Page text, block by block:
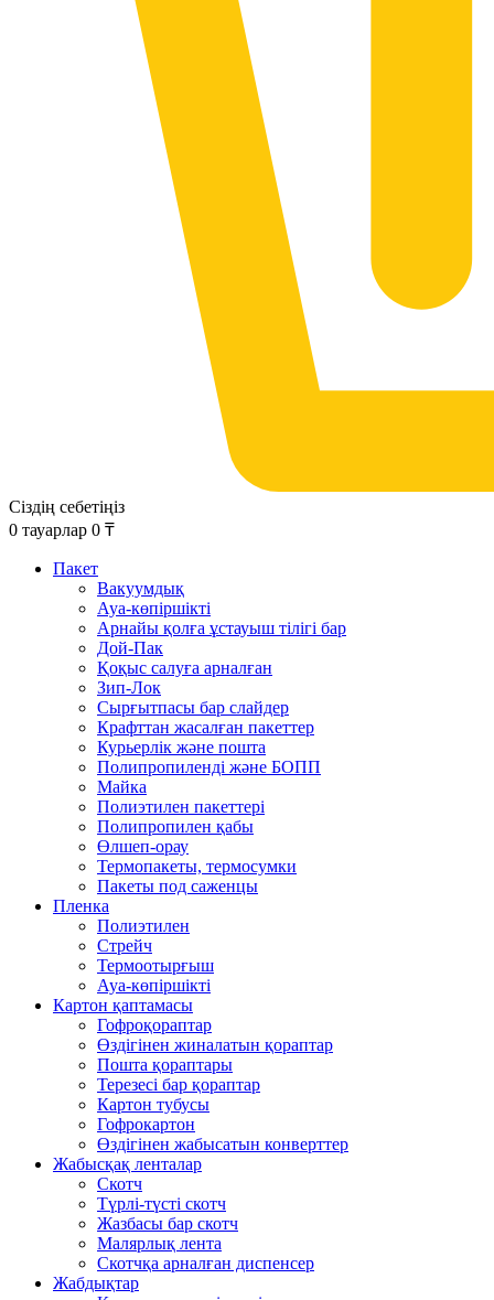
Сіздің себетіңіз
0 тауарлар 0 ₸
Пакет
Вакуумдық
Ауа-көпіршікті
Арнайы қолға ұстауыш тілігі бар
Дой-Пак
Қоқыс салуға арналған
Зип-Лок
Сырғытпасы бар слайдер
Крафттан жасалған пакеттер
Курьерлік және пошта
Полипропиленді және БОПП
Майка
Полиэтилен пакеттері
Полипропилен қабы
Өлшеп-орау
Термопакеты, термосумки
Пакеты под саженцы
Пленка
Полиэтилен
Стрейч
Термоотырғыш
Ауа-көпіршікті
Картон қаптамасы
Гофроқораптар
Өздігінен жиналатын қораптар
Пошта қораптары
Терезесі бар қораптар
Картон тубусы
Гофрокартон
Өздігінен жабысатын конверттер
Жабысқақ ленталар
Скотч
Түрлі-түсті скотч
Жазбасы бар скотч
Малярлық лента
Скотчқа арналған диспенсер
Жабдықтар